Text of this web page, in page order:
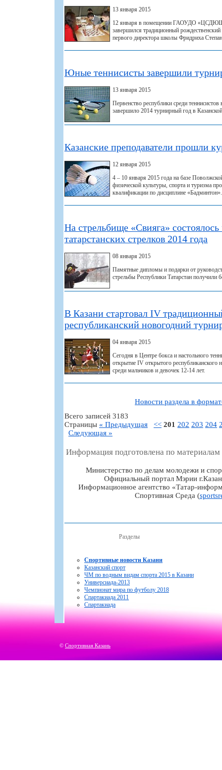
13 января 2015
12 января в помещении ГАОУДО
завершился традиционный
первого директора школы Фридриха
Юные теннисисты завершили
13 января 2015
Первенство республики среди
завершило 2014 турнирный год в
Казанские преподаватели прошли
12 января 2015
4 – 10 января 2015 года на базе
физической культуры, спорта и туризма
квалификации по дисциплине «Бадминтон».
На стрельбище «Свияга»
татарстанских стрелков 2014 года
08 января 2015
Памятные дипломы и подарки от
стрельбы Республики Татарстан получили
В Казани стартовал IV
республиканский новогодний
04 января 2015
Сегодня в Центре бокса и настольного
открытие IV открытого республиканского
среди мальчиков и девочек 12-14 лет.
Новости раздела в
Всего записей 3183
Страницы « Предыдущая << 201 202 203 204
Следующая »
Информация подготовлена по
Министерство по делам молодежи и
Официальный портал Мэрии
Информационное агентство «Татар-
Спортивная Среда (
Разделы
Спортивные новости Казани
Казанский спорт
ЧМ по водным видам спорта 2015 в Казани
Универсиада-2013
Чемпионат мира по футболу 2018
Спартакиада 2011
Спартакиада
© Спортивная Казань